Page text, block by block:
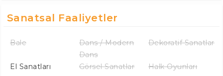
Sanatsal Faaliyetler
Bale
Dans / Modern
Dans
Dekoratif Sanatlar
El Sanatları Görsel Sanatlar Halk Oyunları